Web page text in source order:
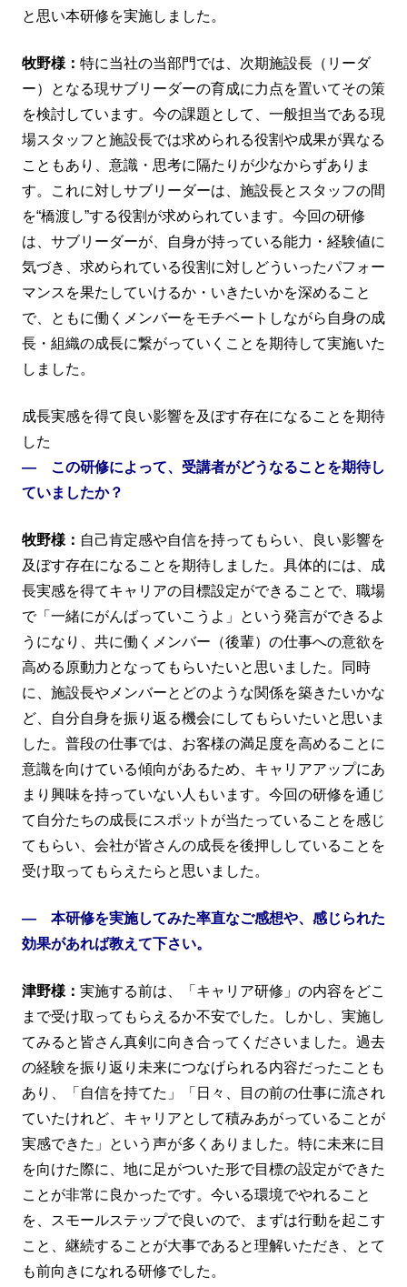
と思い本研修を実施しました。
牧野様： 特に当社の当部門では、次期施設長（リーダ
ー）となる現サブリーダーの育成に力点を置いてその策
を検討しています。今の課題として、一般担当である現
場スタッフと施設長では求められる役割や成果が異なる
こともあり、意識・思考に隔たりが少なからずありま
す。これに対しサブリーダーは、施設長とスタッフの間
を“橋渡し”する役割が求められています。今回の研修
は、サブリーダーが、自身が持っている能力・経験値に
気づき、求められている役割に対しどういったパフォー
マンスを果たしていけるか・いきたいかを深めること
で、ともに働くメンバーをモチベートしながら自身の成
長・組織の成長に繋がっていくことを期待して実施いた
しました。
成長実感を得て良い影響を及ぼす存在になることを期待
した
― この研修によって、受講者がどうなることを期待し
ていましたか？
牧野様： 自己肯定感や自信を持ってもらい、良い影響を
及ぼす存在になることを期待しました。具体的には、成
長実感を得てキャリアの目標設定ができることで、職場
で「一緒にがんばっていこうよ」という発言ができるよ
うになり、共に働くメンバー（後輩）の仕事への意欲を
高める原動力となってもらいたいと思いました。同時
に、施設長やメンバーとどのような関係を築きたいかな
ど、自分自身を振り返る機会にしてもらいたいと思いま
した。普段の仕事では、お客様の満足度を高めることに
意識を向けている傾向があるため、キャリアアップにあ
まり興味を持っていない人もいます。今回の研修を通じ
て自分たちの成長にスポットが当たっていることを感じ
てもらい、会社が皆さんの成長を後押ししていることを
受け取ってもらえたらと思いました。
― 本研修を実施してみた率直なご感想や、感じられた
効果があれば教えて下さい。
津野様： 実施する前は、「キャリア研修」の内容をどこ
まで受け取ってもらえるか不安でした。しかし、実施し
てみると皆さん真剣に向き合ってくださいました。過去
の経験を振り返り未来につなげられる内容だったことも
あり、「自信を持てた」「日々、目の前の仕事に流され
ていたけれど、キャリアとして積みあがっていることが
実感できた」という声が多くありました。特に未来に目
を向けた際に、地に足がついた形で目標の設定ができた
ことが非常に良かったです。今いる環境でやれること
を、スモールステップで良いので、まずは行動を起こす
こと、継続することが大事であると理解いただき、とて
も前向きになれる研修でした。